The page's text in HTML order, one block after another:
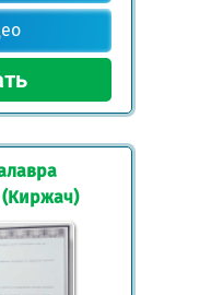
(Киржач)